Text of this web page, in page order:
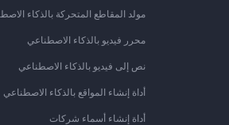
مولد المقاطع المتحركة بالذكاء
محرر فيديو بالذكاء الاصطناعي
نص إلى فيديو بالذكاء الاصطناعي
أداة إنشاء المواقع بالذكاء الاصطناعي
أداة إنشاء أسماء شركات